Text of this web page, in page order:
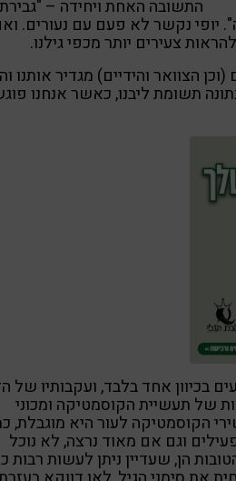
התשובה האחת ויחידה –
יופי נקשר לא פעם עם נעורים.
צעירים יותר מכפי גילנו.
הצוואר והידיים) מגדיר אותנו
תשומת ליבנו, כאשר אנחנו
בכיוון אחד בלבד, ועקבותיו של
של תעשיית הקוסמטיקה ומכוני
הקוסמטיקה לעור היא מוגבלת,
וגם אם מאוד נרצה, לא נוכל
הן, שעדיין ניתן לעשות רבות